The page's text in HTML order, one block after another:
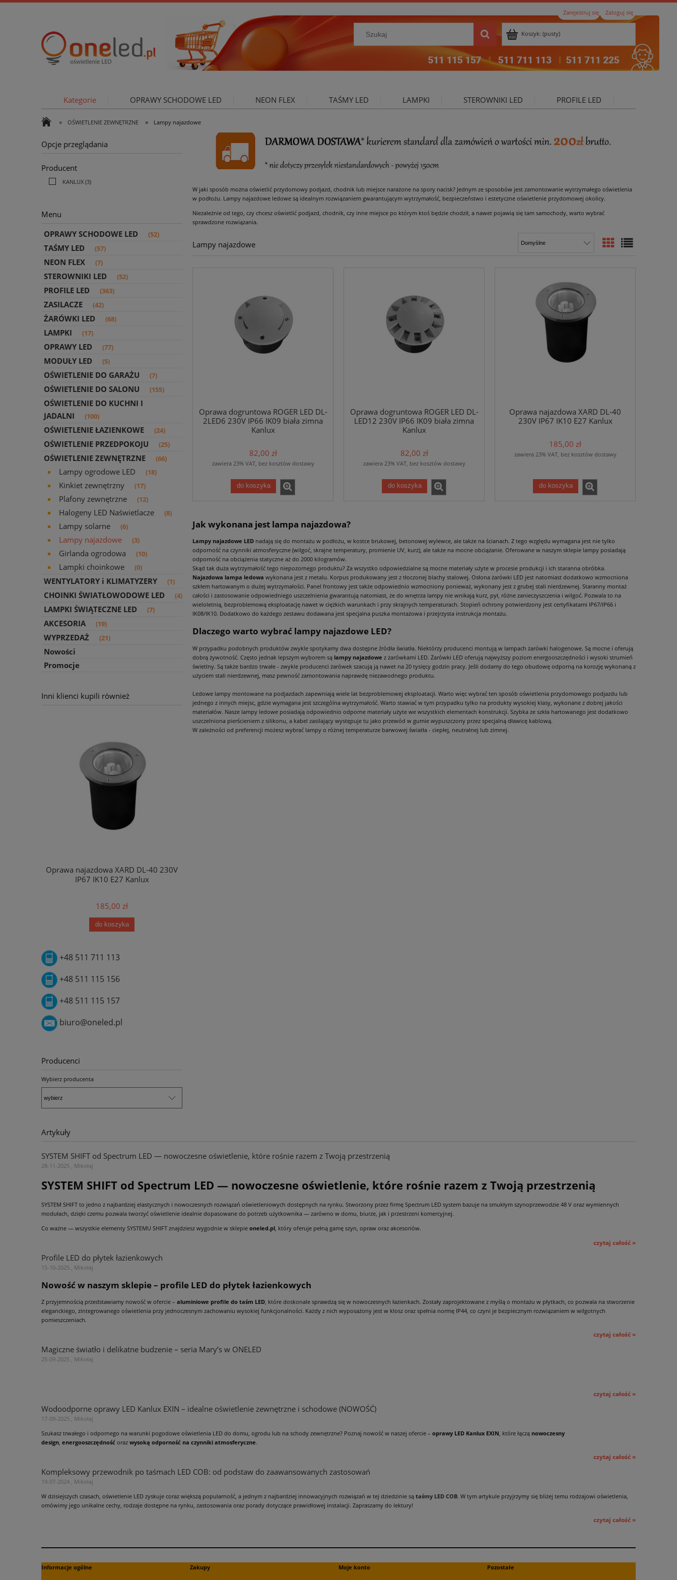
Zarejestruj się Zaloguj się
Koszyk: (pusty)
Kategorie OPRAWY SCHODOWE LED NEON FLEX TAŚMY LED LAMPKI STEROWNIKI LED PROFILE LED
» OŚWIETLENIE ZEWNĘTRZNE » Lampy najazdowe
Opcje przeglądania
Producent
KANLUX (3)
Menu
OPRAWY SCHODOWE LED (52)
TAŚMY LED (57)
NEON FLEX (7)
STEROWNIKI LED (52)
PROFILE LED (363)
ZASILACZE (42)
ŻARÓWKI LED (68)
LAMPKI (17)
OPRAWY LED (77)
MODUŁY LED (5)
OŚWIETLENIE DO GARAŻU (7)
OŚWIETLENIE DO SALONU (155)
OŚWIETLENIE DO KUCHNI I
JADALNI
(100)
OŚWIETLENIE ŁAZIENKOWE (24)
OŚWIETLENIE PRZEDPOKOJU (25)
OŚWIETLENIE ZEWNĘTRZNE (66)
Lampy ogrodowe LED (18)
Kinkiet zewnętrzny (17)
Plafony zewnętrzne (12)
Halogeny LED Naświetlacze (8)
Lampy solarne (6)
Lampy najazdowe (3)
Girlanda ogrodowa (10)
Lampki choinkowe (0)
WENTYLATORY i KLIMATYZERY (1)
CHOINKI ŚWIATŁOWODOWE LED (4)
LAMPKI ŚWIĄTECZNE LED (7)
AKCESORIA (19)
WYPRZEDAŻ (21)
Nowości
Promocje
Inni klienci kupili również
Oprawa najazdowa XARD DL-40 230V
IP67 IK10 E27 Kanlux
185,00 zł
do koszyka
+48 511 711 113
+48 511 115 156
+48 511 115 157
biuro@oneled.pl
Producenci
Wybierz producenta
W jaki sposób można oświetlić przydomowy podjazd, chodnik lub miejsce narażone na spory nacisk? Jednym ze sposobów jest zamontowanie wytrzymałego oświetlenia
w podłożu. Lampy najazdowe ledowe są idealnym rozwiązaniem gwarantującym wytrzymałość, bezpieczeństwo i estetyczne oświetlenie przydomowej okolicy.
Niezależnie od tego, czy chcesz oświetlić podjazd, chodnik, czy inne miejsce po którym ktoś będzie chodził, a nawet pojawią się tam samochody, warto wybrać
sprawdzone rozwiązania.
Lampy najazdowe
Oprawa dogruntowa ROGER LED DL-
2LED6 230V IP66 IK09 biała zimna
Kanlux
82,00 zł
zawiera 23% VAT, bez kosztów dostawy
do koszyka
Oprawa dogruntowa ROGER LED DL-
LED12 230V IP66 IK09 biała zimna
Kanlux
82,00 zł
zawiera 23% VAT, bez kosztów dostawy
do koszyka
Oprawa najazdowa XARD DL-40
230V IP67 IK10 E27 Kanlux
185,00 zł
zawiera 23% VAT, bez kosztów dostawy
do koszyka
Jak wykonana jest lampa najazdowa?
Lampy najazdowe LED nadają się do montażu w podłożu, w kostce brukowej, betonowej wylewce, ale także na ścianach. Z tego względu wymagana jest nie tylko
odporność na czynniki atmosferyczne (wilgoć, skrajne temperatury, promienie UV, kurz), ale także na mocne obciążanie. Oferowane w naszym sklepie lampy posiadają
odporność na obciążenia statyczne aż do 2000 kilogramów.
Skąd tak duża wytrzymałość tego niepozornego produktu? Za wszystko odpowiedzialne są mocne materiały użyte w procesie produkcji i ich staranna obróbka.
Najazdowa lampa ledowa wykonana jest z metalu. Korpus produkowany jest z tłoczonej blachy stalowej. Osłona żarówki LED jest natomiast dodatkowo wzmocniona
szkłem hartowanym o dużej wytrzymałości. Panel frontowy jest także odpowiednio wzmocniony ponieważ, wykonany jest z grubej stali nierdzewnej. Staranny montaż
całości i zastosowanie odpowiedniego uszczelnienia gwarantują natomiast, że do wnętrza lampy nie wnikają kurz, pył, różne zanieczyszczenia i wilgoć. Pozwala to na
wieloletnią, bezproblemową eksploatację nawet w ciężkich warunkach i przy skrajnych temperaturach. Stopień ochrony potwierdzony jest certyfikatami IP67/IP66 i
IK08/IK10. Dodatkowo do każdego zestawu dodawana jest specjalna puszka montażowa i przejrzysta instrukcja montażu.
Dlaczego warto wybrać lampy najazdowe LED?
W przypadku podobnych produktów zwykle spotykamy dwa dostępne źródła światła. Niektórzy producenci montują w lampach żarówki halogenowe. Są mocne i oferują
dobrą żywotność. Często jednak lepszym wyborem są lampy najazdowe z żarówkami LED. Żarówki LED oferują najwyższy poziom energooszczędności i wysoki strumień
świetlny. Są także bardzo trwałe - zwykle producenci żarówek szacują ją nawet na 20 tysięcy godzin pracy. Jeśli dodamy do tego obudowę odporną na korozję wykonaną z
użyciem stali nierdzewnej, masz pewność zamontowania naprawdę niezawodnego produktu.
Ledowe lampy montowane na podjazdach zapewniają wiele lat bezproblemowej eksploatacji. Warto więc wybrać ten sposób oświetlenia przydomowego podjazdu lub
jednego z innych miejsc, gdzie wymagana jest szczególna wytrzymałość. Warto stawiać w tym przypadku tylko na produkty wysokiej klasy, wykonane z dobrej jakości
materiałów. Nasze lampy ledowe posiadają odpowiednio odporne materiały użyte we wszystkich elementach konstrukcji. Szybka ze szkła hartowanego jest dodatkowo
uszczelniona pierścieniem z silikonu, a kabel zasilający występuje tu jako przewód w gumie wypuszczony przez specjalną dławicę kablową.
W zależności od preferencji możesz wybrać lampy o różnej temperaturze barwowej światła - ciepłej, neutralnej lub zimnej.
Artykuły
SYSTEM SHIFT od Spectrum LED — nowoczesne oświetlenie, które rośnie razem z Twoją przestrzenią
28-11-2025 , Mikołaj
SYSTEM SHIFT od Spectrum LED — nowoczesne oświetlenie, które rośnie razem z Twoją przestrzenią
SYSTEM SHIFT to jedno z najbardziej elastycznych i nowoczesnych rozwiązań oświetleniowych dostępnych na rynku. Stworzony przez firmę Spectrum LED system bazuje na smukłym szynoprzewodzie 48 V oraz wymiennych
modułach, dzięki czemu pozwala tworzyć oświetlenie idealnie dopasowane do potrzeb użytkownika — zarówno w domu, biurze, jak i przestrzeni komercyjnej.
Co ważne — wszystkie elementy SYSTEMU SHIFT znajdziesz wygodnie w sklepie oneled.pl, który oferuje pełną gamę szyn, opraw oraz akcesoriów.
czytaj całość »
Profile LED do płytek łazienkowych
15-10-2025 , Mikołaj
Nowość w naszym sklepie – profile LED do płytek łazienkowych
Z przyjemnością przedstawiamy nowość w ofercie – aluminiowe profile do taśm LED, które doskonale sprawdzą się w nowoczesnych łazienkach. Zostały zaprojektowane z myślą o montażu w płytkach, co pozwala na stworzenie
eleganckiego, zintegrowanego oświetlenia przy jednoczesnym zachowaniu wysokiej funkcjonalności. Każdy z nich wyposażony jest w klosz oraz spełnia normę IP44, co czyni je bezpiecznym rozwiązaniem w wilgotnych
pomieszczeniach.
czytaj całość »
Magiczne światło i delikatne budzenie – seria Mary’s w ONELED
25-09-2025 , Mikołaj
czytaj całość »
Wodoodporne oprawy LED Kanlux EXIN – idealne oświetlenie zewnętrzne i schodowe (NOWOŚĆ)
17-09-2025 , Mikołaj
Szukasz trwałego i odpornego na warunki pogodowe oświetlenia LED do domu, ogrodu lub na schody zewnętrzne? Poznaj nowość w naszej ofercie – oprawy LED Kanlux EXIN , które łączą nowoczesny
design energooszczędność oraz wysoką odporność na czynniki atmosferyczne.
czytaj całość »
Kompleksowy przewodnik po taśmach LED COB: od podstaw do zaawansowanych zastosowań
19-07-2024 , Mikołaj
W dzisiejszych czasach, oświetlenie LED zyskuje coraz większą popularność, a jednym z najbardziej innowacyjnych rozwiązań w tej dziedzinie są taśmy LED COB. W tym artykule przyjrzymy się bliżej temu rodzajowi oświetlenia,
omówimy jego unikalne cechy, rodzaje dostępne na rynku, zastosowania oraz porady dotyczące prawidłowej instalacji. Zapraszamy do lektury!
czytaj całość »
Informacje ogólne Zakupy Moje konto Pozostałe